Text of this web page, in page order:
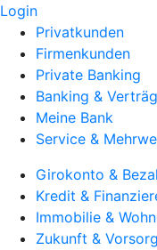
Login
Privatkunden
Firmenkunden
Private Banking
Banking &
Meine Bank
Service &
Girokonto &
Kredit &
Immobilie &
Zukunft &